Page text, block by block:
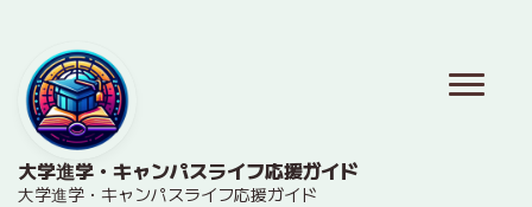
大学進学・キャンパスライフ応援ガイド
大学進学・キャンパスライフ応援ガイド